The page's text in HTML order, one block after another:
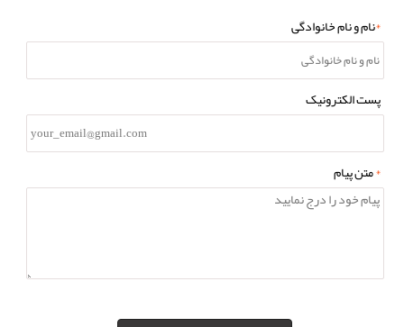
*نام و نام خانوادگی
پست الکترونیک
*متن پیام